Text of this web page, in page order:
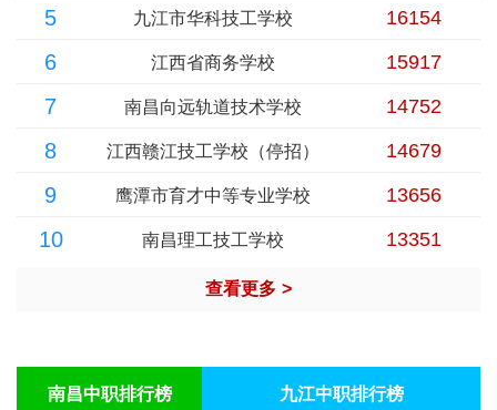
5 九江市华科技工学校 16154
6 江西省商务学校 15917
7 南昌向远轨道技术学校 14752
8 江西赣江技工学校（停招） 14679
9 鹰潭市育才中等专业学校 13656
10 南昌理工技工学校 13351
查看更多 >
南昌中职排行榜 九江中职排行榜